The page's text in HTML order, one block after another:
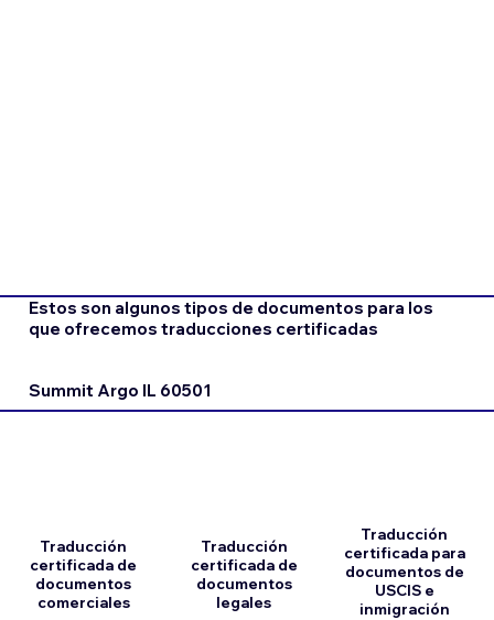
Estos son algunos tipos de documentos para los
que ofrecemos traducciones certificadas
Summit Argo IL 60501
Traducción
certificada de
documentos
comerciales
Traducción
certificada de
documentos
legales
Traducción
certificada para
documentos de
USCIS e
inmigración